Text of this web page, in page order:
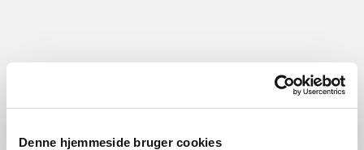
Denne hjemmeside bruger cookies